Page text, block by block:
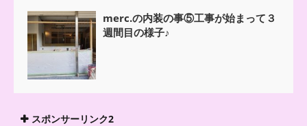
merc.の内装の事⑤工事が始まって３
週間目の様子♪
スポンサーリンク2